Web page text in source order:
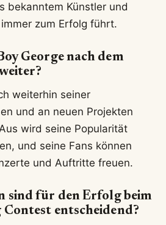
bekanntem Künstler und
zum Erfolg führt.
George nach dem
weiterhin seiner
und an neuen Projekten
wird seine Popularität
und seine Fans können
und Auftritte freuen.
sind für den Erfolg beim
entscheidend?